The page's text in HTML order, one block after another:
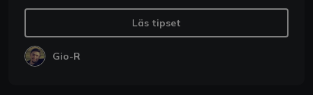
Läs tipset
Gio-R